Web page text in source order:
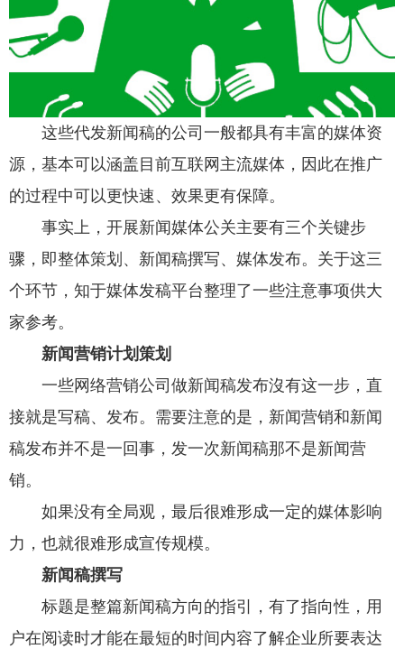
这些代发新闻稿的公司一般都具有丰富的媒体资
源，基本可以涵盖目前互联网主流媒体，因此在推广
的过程中可以更快速、效果更有保障。
事实上，开展新闻媒体公关主要有三个关键步
骤，即整体策划、新闻稿撰写、媒体发布。关于这三
个环节，知于媒体发稿平台整理了一些注意事项供大
家参考。
新闻营销计划策划
一些网络营销公司做新闻稿发布沒有这一步，直
接就是写稿、发布。需要注意的是，新闻营销和新闻
稿发布并不是一回事，发一次新闻稿那不是新闻营
销。
如果没有全局观，最后很难形成一定的媒体影响
力，也就很难形成宣传规模。
新闻稿撰写
标题是整篇新闻稿方向的指引，有了指向性，用
户在阅读时才能在最短的时间内容了解企业所要表达